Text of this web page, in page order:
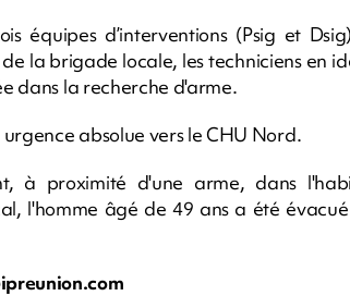
équipes d’interventions (Psig et
la brigade locale, les techniciens en
dans la recherche d'arme.
absolue vers le CHU Nord.
à proximité d'une arme, dans
l'homme âgé de 49 ans a été